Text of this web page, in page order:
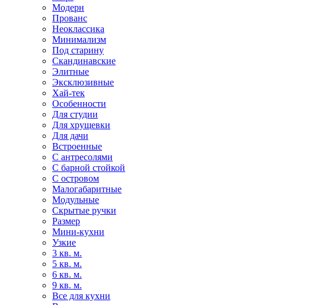
Модерн
Прованс
Неоклассика
Минимализм
Под старину
Скандинавские
Элитные
Эксклюзивные
Хай-тек
Особенности
Для студии
Для хрущевки
Для дачи
Встроенные
С антресолями
С барной стойкой
С островом
Малогабаритные
Модульные
Скрытые ручки
Размер
Мини-кухни
Узкие
3 кв. м.
5 кв. м.
6 кв. м.
9 кв. м.
Все для кухни